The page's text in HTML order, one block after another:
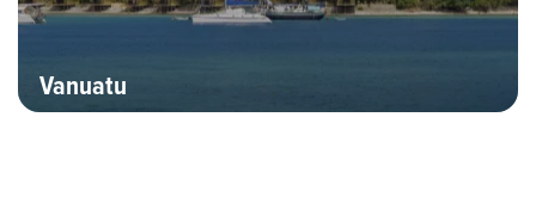
Vanuatu